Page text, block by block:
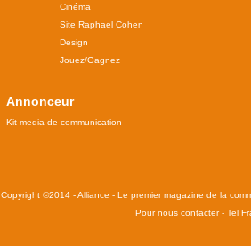
Cinéma
Site Raphael Cohen
Design
Jouez/Gagnez
Annonceur
Kit media de communication
Copyright ©2014 - Alliance - Le premier magazine de la
Pour nous contacter - Tel